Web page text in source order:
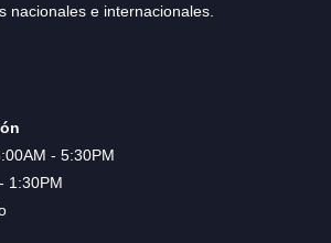
nacionales e internacionales.
- 5:30PM
1:30PM